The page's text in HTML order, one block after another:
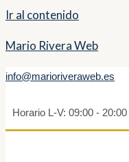
Ir al contenido
Mario Rivera Web
info@marioriveraweb.es
Horario L-V: 09:00 - 20:00